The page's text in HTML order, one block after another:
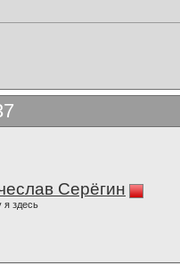
Серёгин
я здесь